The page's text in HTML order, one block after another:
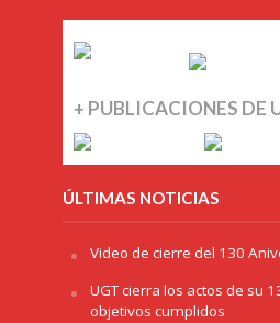
+ PUBLICACIONES DE
ÚLTIMAS NOTICIAS
Video de cierre del 130
UGT cierra los actos de su
objetivos cumplidos